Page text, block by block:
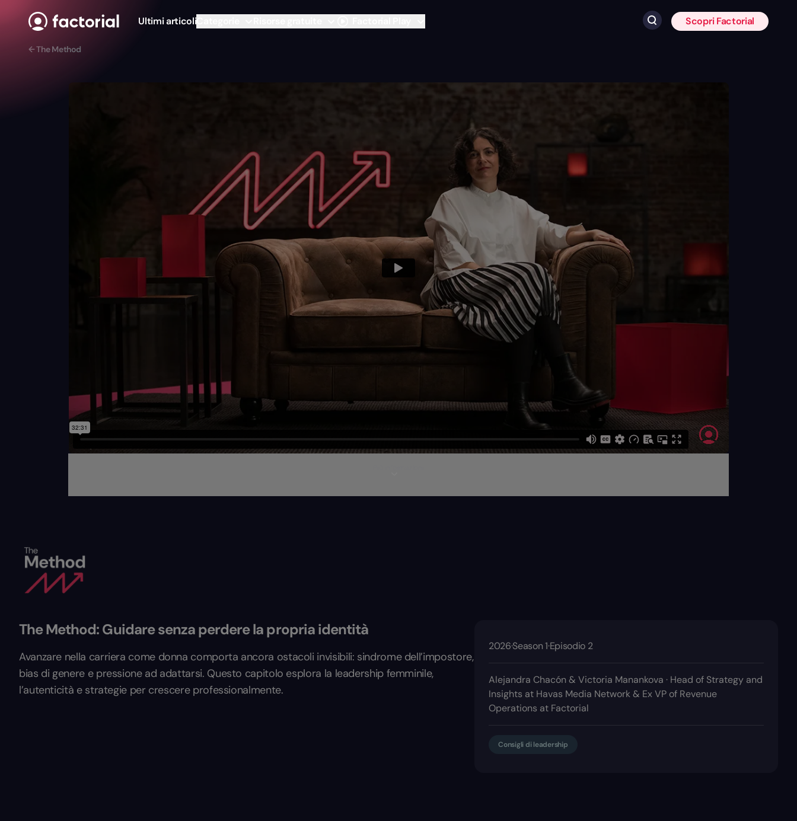
Ultimi articoli
Fai clic per cercare
Scopri Factorial
← The Method
The Method: Guidare senza perdere la propria identità
Avanzare nella carriera come donna comporta ancora ostacoli invisibili: sindrome dell’impostore,
bias di genere e pressione ad adattarsi. Questo capitolo esplora la leadership femminile,
l’autenticità e strategie per crescere professionalmente.
2026·Season 1·Episodio 2
Alejandra Chacón & Victoria Manankova · Head of Strategy and
Insights at Havas Media Network & Ex VP of Revenue
Operations at Factorial
Consigli di leadership